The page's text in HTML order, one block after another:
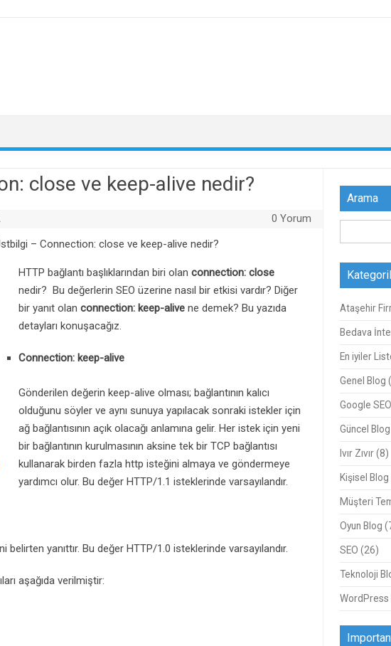
close ve keep-alive nedir?
0 Yorum
– Connection: close ve keep-alive nedir?
HTTP bağlantı başlıklarından biri olan connection: close
nedir? Bu değerlerin SEO üzerine nasıl bir etkisi vardır? Diğer
bir yanıt olan connection: keep-alivene demek? Bu yazıda
detayları konuşacağız.
Connection: keep-alive
Gönderilen değerin keep-alive olması; bağlantının kalıcı
olduğunu söyler ve aynı sunuya yapılacak sonraki istekler için
ağ bağlantısının açık olacağı anlamına gelir. Her istek için yeni
bir bağlantının kurulmasının aksine tek bir TCP bağlantısı
kullanarak birden fazla http isteğini almaya ve göndermeye
yardımcı olur. Bu değer HTTP/1.1 isteklerinde varsayılandır.
yanıttır. Bu değer HTTP/1.0 isteklerinde varsayılandır.
aşağıda verilmiştir:
Arama
Ataşehir
Bedava
En iyiler
Genel Blog
Google SEO
Güncel Blog
Ivır Zıvır(8)
Kişisel Blog
Müşteri
Oyun Blog
SEO (26)
Teknoloji
WordPress